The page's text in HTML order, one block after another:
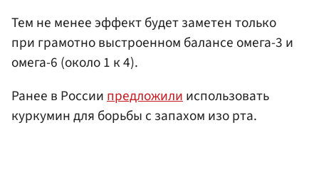
Тем не менее эффект будет заметен только
при грамотно выстроенном балансе омега-3 и
омега-6 (около 1 к 4).
Ранее в Россиипредложилииспользовать
куркумин для борьбы с запахом изо рта.